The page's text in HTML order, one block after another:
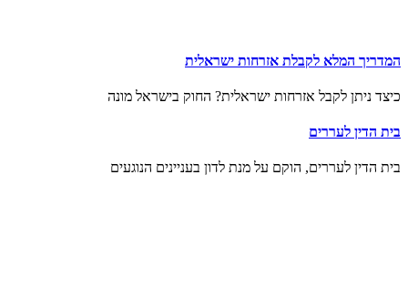
המדריך המלא לקבלת אזרחות ישראלית
כיצד ניתן לקבל אזרחות ישראלית? החוק בישראל מונה
בית הדין לעררים
בית הדין לעררים, הוקם על מנת לדון בעניינים הנוגעים